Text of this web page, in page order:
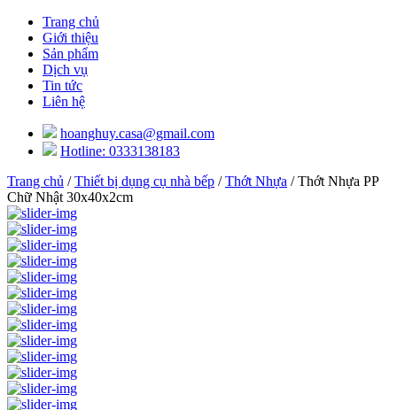
Trang chủ
Giới thiệu
Sản phẩm
Dịch vụ
Tin tức
Liên hệ
hoanghuy.casa@gmail.com
Hotline: 0333138183
Trang chủ /Thiết bị dụng cụ nhà bếp /Thớt Nhựa / Thớt Nhựa PP
Chữ Nhật 30x40x2cm